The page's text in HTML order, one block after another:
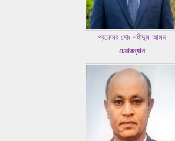
প্রফেসর মোঃ শহীদুল আলম
চেয়ারম্যান